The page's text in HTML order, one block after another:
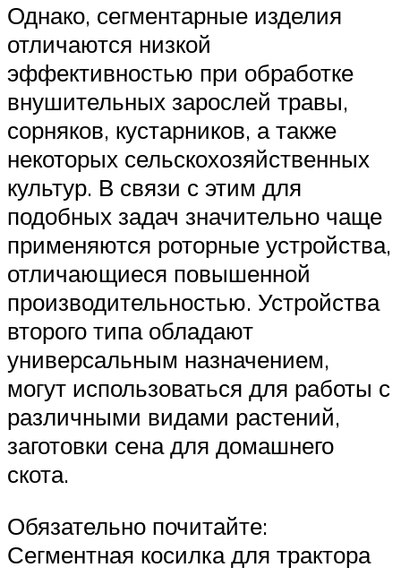
Однако, сегментарные изделия
отличаются низкой
эффективностью при обработке
внушительных зарослей травы,
сорняков, кустарников, а также
некоторых сельскохозяйственных
культур. В связи с этим для
подобных задач значительно чаще
применяются роторные устройства,
отличающиеся повышенной
производительностью. Устройства
второго типа обладают
универсальным назначением,
могут использоваться для работы с
различными видами растений,
заготовки сена для домашнего
скота.
Обязательно почитайте:
Сегментная косилка для трактора